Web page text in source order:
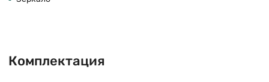
Комплектация